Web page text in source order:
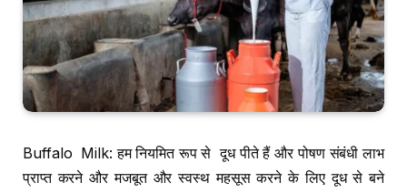
Buffalo Milk: हम नियमित रूप से दूध पीते हैं और पोषण संबंधी लाभ
प्राप्त करने और मजबूत और स्वस्थ महसूस करने के लिए दूध से बने